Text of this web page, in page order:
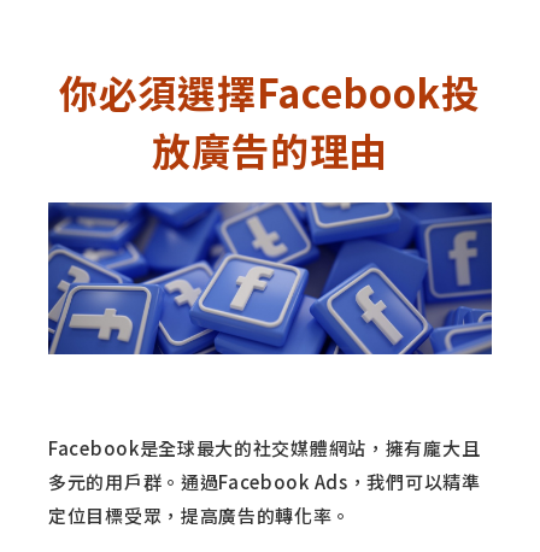
你必須選擇Facebook投
放廣告的理由
Facebook是全球最大的社交媒體網站，擁有龐大且
多元的用戶群。通過Facebook Ads，我們可以精準
定位目標受眾，提高廣告的轉化率。